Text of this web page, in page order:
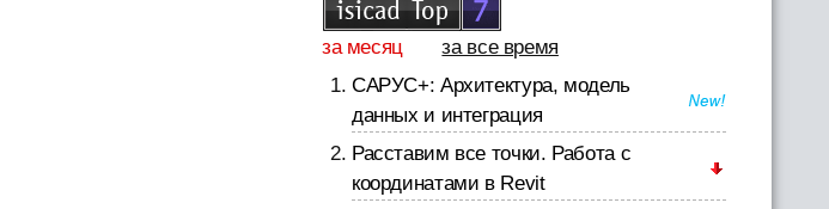
за месяц
за все время
САРУС+: Архитектура, модель
данных и интеграция
Расставим все точки. Работа с
координатами в Revit